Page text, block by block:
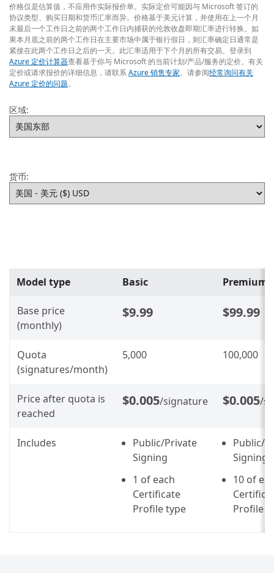
价格仅是估算值，不应用作实际报价单。实际定价可能因与 Microsoft 签订的
协议类型、购买日期和货币汇率而异。价格基于美元计算，并使用在上一个月
末最后一个工作日之前的两个工作日内捕获的伦敦收盘即期汇率进行转换。如
果本月底之前的两个工作日在主要市场中属于银行假日，则汇率确定日通常是
紧接在此两个工作日之后的一天。此汇率适用于下个月的所有交易。登录到
Azure 定价计算器查看基于你与 Microsoft 的当前计划/产品/服务的定价。有关
定价或请求报价的详细信息，请联系Azure 销售专家。请参阅经常询问有关
Azure 定价的问题。
区域:
货币:
Model type Basic Premium
Base price
(monthly)
$9.99 $99.99
Quota
(signatures/month)
5,000 100,000
Price after quota is
reached
$0.005/signature $0.005/
Includes
Public/Private
Signing
1 of each
Certificate
Profile type
Public/
Signing
10 of
Profile